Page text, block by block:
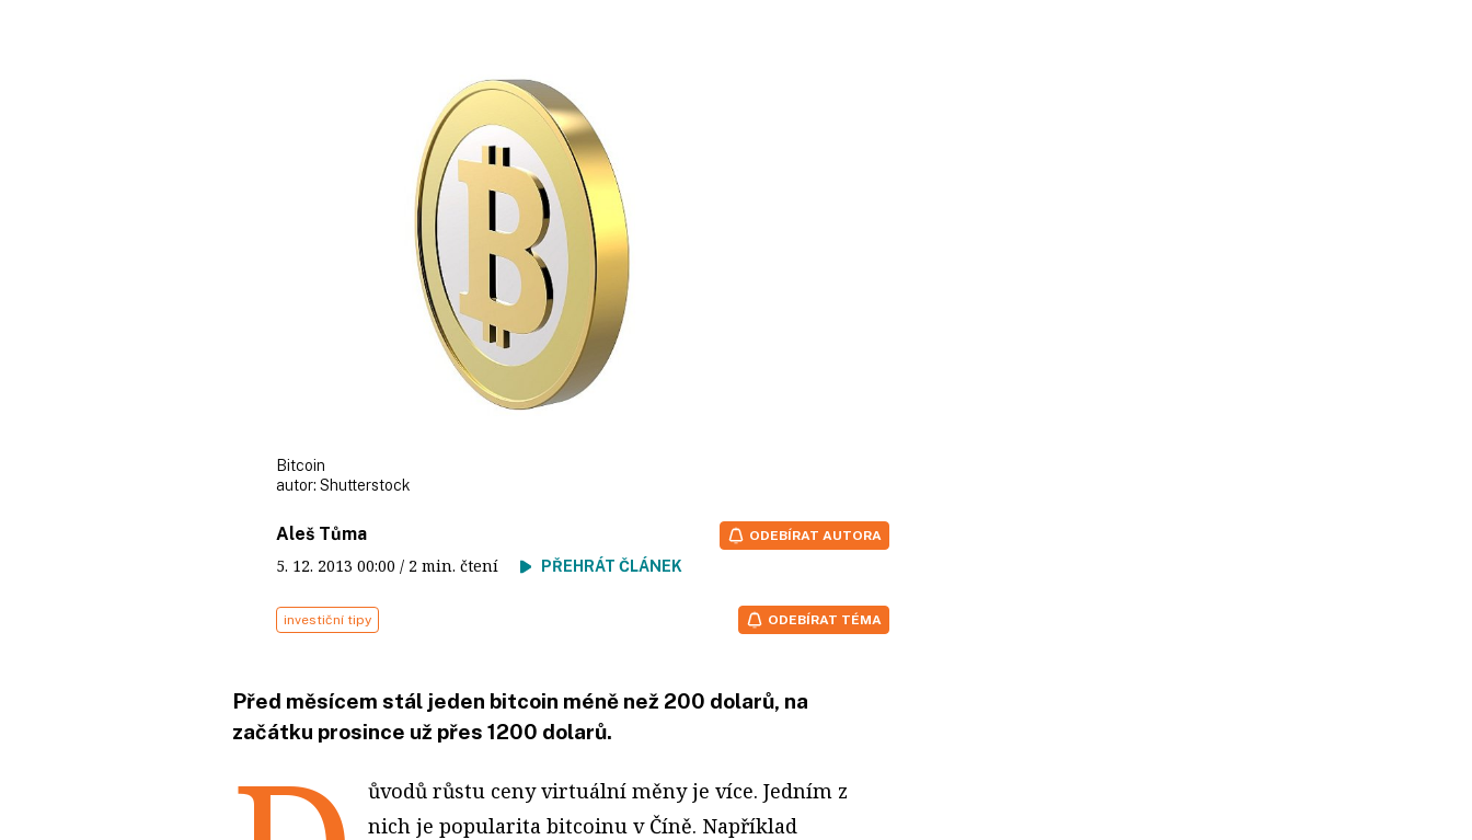
Bitcoin
autor: Shutterstock
Aleš Tůma
5. 12. 2013 00:00 / 2 min. čtení PŘEHRÁT ČLÁNEK
ODEBÍRAT AUTORA
investiční tipy ODEBÍRAT TÉMA
Před měsícem stál jeden bitcoin méně než 200 dolarů, na
začátku prosince už přes 1200 dolarů.
ůvodů růstu ceny virtuální měny je více. Jedním z
nich je popularita bitcoinu v Číně. Například